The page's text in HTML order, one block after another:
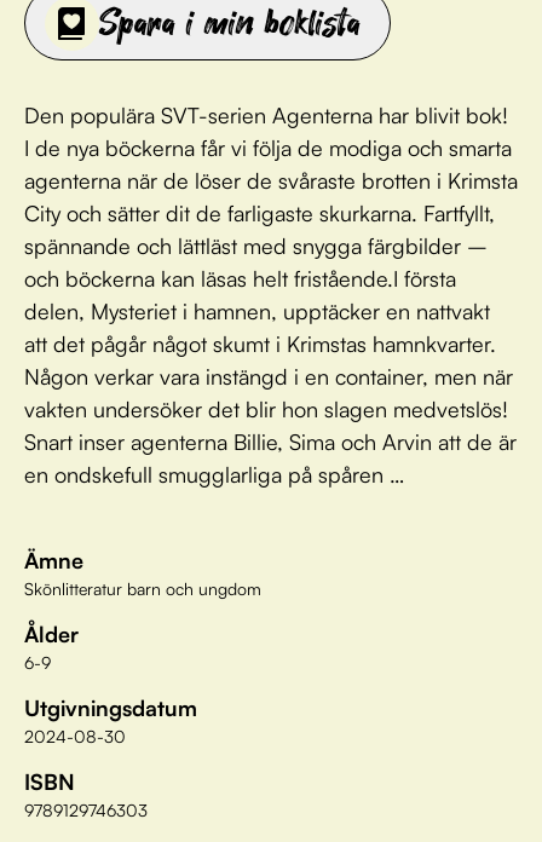
Spara i min boklista
Den populära SVT-serien Agenterna har blivit bok!
I de nya böckerna får vi följa de modiga och smarta
agenterna när de löser de svåraste brotten i Krimsta
City och sätter dit de farligaste skurkarna. Fartfyllt,
spännande och lättläst med snygga färgbilder –
och böckerna kan läsas helt fristående.I första
delen, Mysteriet i hamnen, upptäcker en nattvakt
att det pågår något skumt i Krimstas hamnkvarter.
Någon verkar vara instängd i en container, men när
vakten undersöker det blir hon slagen medvetslös!
Snart inser agenterna Billie, Sima och Arvin att de är
en ondskefull smugglarliga på spåren …
Ämne
Skönlitteratur barn och ungdom
Ålder
6-9
Utgivningsdatum
2024-08-30
ISBN
9789129746303